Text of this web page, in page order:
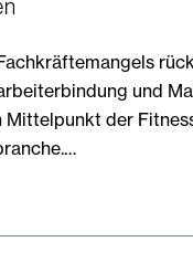
und
Mittelpunkt der